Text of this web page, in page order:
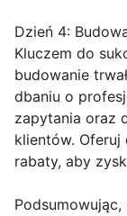
Dzień 4:
Kluczem do
budowanie
dbaniu o
zapytania oraz
klientów.
rabaty, aby